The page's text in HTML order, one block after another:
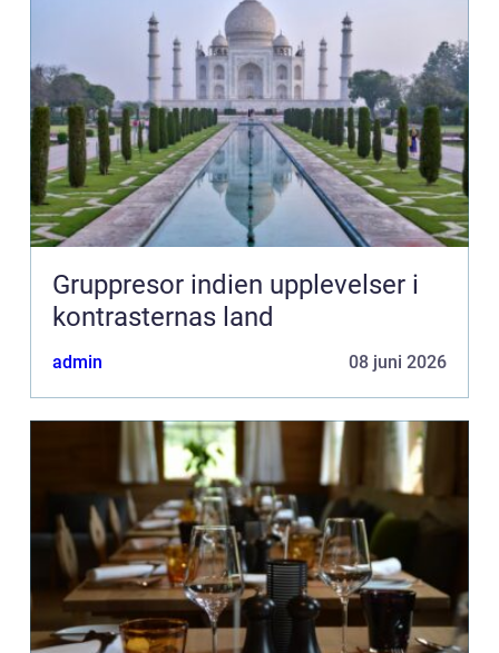
Gruppresor indien upplevelser i
kontrasternas land
admin 08 juni 2026